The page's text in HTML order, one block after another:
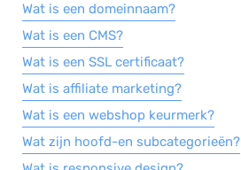
Wat is een domeinnaam?
Wat is een CMS?
Wat is een SSL certificaat?
Wat is affiliate marketing?
Wat is een webshop keurmerk?
Wat zijn hoofd-en subcategorieën?